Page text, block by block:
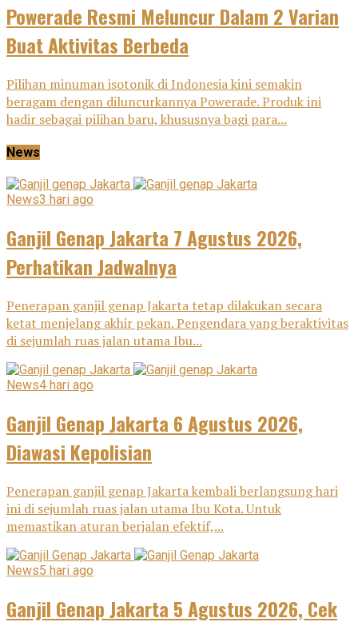
Powerade Resmi Meluncur Dalam 2 Varian
Buat Aktivitas Berbeda
Pilihan minuman isotonik di Indonesia kini semakin
beragam dengan diluncurkannya Powerade. Produk ini
hadir sebagai pilihan baru, khususnya bagi para...
News
News3 hari ago
Ganjil Genap Jakarta 7 Agustus 2026,
Perhatikan Jadwalnya
Penerapan ganjil genap Jakarta tetap dilakukan secara
ketat menjelang akhir pekan. Pengendara yang beraktivitas
di sejumlah ruas jalan utama Ibu...
News4 hari ago
Ganjil Genap Jakarta 6 Agustus 2026,
Diawasi Kepolisian
Penerapan ganjil genap Jakarta kembali berlangsung hari
ini di sejumlah ruas jalan utama Ibu Kota. Untuk
memastikan aturan berjalan efektif,...
News5 hari ago
Ganjil Genap Jakarta 5 Agustus 2026, Cek